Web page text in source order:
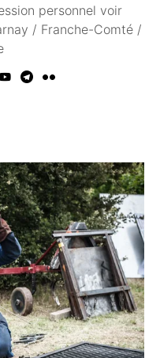
personnel voir
/ Franche-Comté /